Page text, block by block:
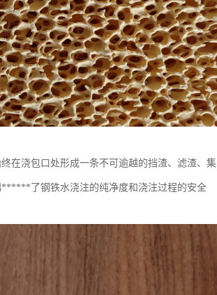
在浇包口处形成一条不可逾越的挡渣、滤渣、集
了钢铁水浇注的纯净度和浇注过程的安全